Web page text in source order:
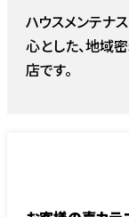
ハウスメンテナ
心とした、地域
店です。